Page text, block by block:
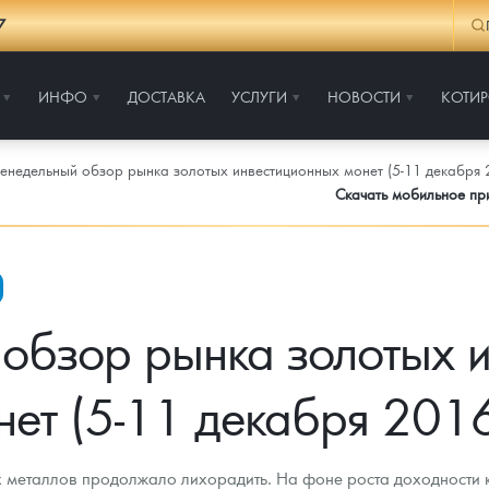
ИНФО ДОСТАВКА УСЛУГИ НОВОСТИ
обзор рынка золотых инвестиционных монет (5-11 декабря
Скачать мобильное
рынка золотых
(5-11 декабря
продолжало лихорадить. На фоне роста